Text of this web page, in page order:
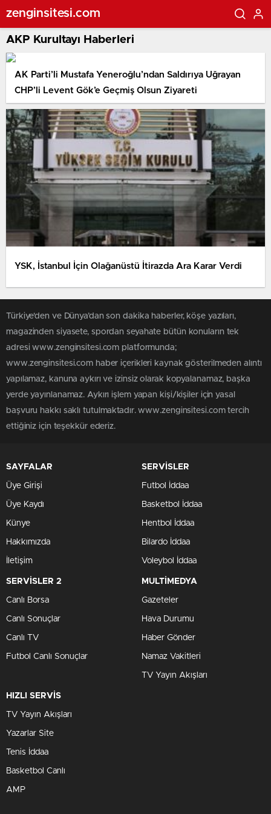
zenginsitesi.com
AKP Kurultayı Haberleri
AK Parti’li Mustafa Yeneroğlu’ndan Saldırıya Uğrayan
CHP’li Levent Gök’e Geçmiş Olsun Ziyareti
YSK, İstanbul İçin Olağanüstü İtirazda Ara Karar Verdi
Türkiye'den ve Dünya’dan son dakika haberler, köşe yazıları,
magazinden siyasete, spordan seyahate bütün konuların tek
adresi www.zenginsitesi.com platformunda;
www.zenginsitesi.com haber içerikleri kaynak gösterilmeden alıntı
yapılamaz, kanuna aykırı ve izinsiz olarak kopyalanamaz, başka
yerde yayınlanamaz. Aykırı işlem yapan kişi/kişiler için yasal
başvuru hakkı saklı tutulmaktadır. www.zenginsitesi.com tercih
ettiğiniz için teşekkür ederiz.
SAYFALAR
Üye Girişi
Üye Kaydı
Künye
Hakkımızda
İletişim
SERVİSLER
Futbol İddaa
Basketbol İddaa
Hentbol İddaa
Bilardo İddaa
Voleybol İddaa
SERVİSLER 2
Canlı Borsa
Canlı Sonuçlar
Canlı TV
Futbol Canlı Sonuçlar
MULTİMEDYA
Gazeteler
Hava Durumu
Haber Gönder
Namaz Vakitleri
TV Yayın Akışları
HIZLI SERVİS
TV Yayın Akışları
Yazarlar Site
Tenis İddaa
Basketbol Canlı
AMP